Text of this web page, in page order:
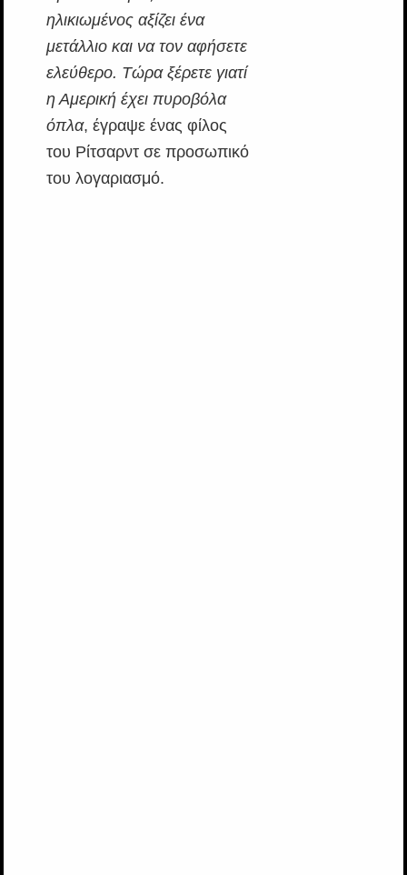
ηλικιωμένος αξίζει ένα
μετάλλιο και να τον αφήσετε
ελεύθερο. Τώρα ξέρετε γιατί
η Αμερική έχει πυροβόλα
όπλα, έγραψε ένας φίλος
του Ρίτσαρντ σε προσωπικό
του λογαριασμό.